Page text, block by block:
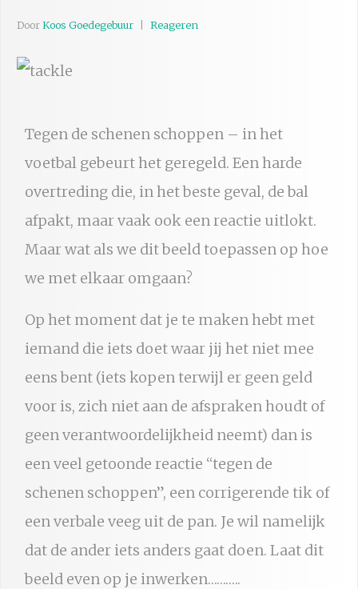
DoorKoos Goedegebuur Reageren
Tegen de schenen schoppen – in het
voetbal gebeurt het geregeld. Een harde
overtreding die, in het beste geval, de bal
afpakt, maar vaak ook een reactie uitlokt.
Maar wat als we dit beeld toepassen op hoe
we met elkaar omgaan?
Op het moment dat je te maken hebt met
iemand die iets doet waar jij het niet mee
eens bent (iets kopen terwijl er geen geld
voor is, zich niet aan de afspraken houdt of
geen verantwoordelijkheid neemt) dan is
een veel getoonde reactie “tegen de
schenen schoppen”, een corrigerende tik of
een verbale veeg uit de pan. Je wil namelijk
dat de ander iets anders gaat doen. Laat dit
beeld even op je inwerken………..